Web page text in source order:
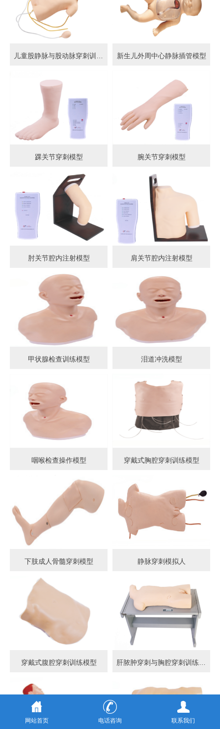
儿童股静脉与股动脉穿刺训练模型 新生儿外周中心静脉插管模型
踝关节穿刺模型 腕关节穿刺模型
肘关节腔内注射模型 肩关节腔内注射模型
甲状腺检查训练模型 泪道冲洗模型
咽喉检查操作模型 穿戴式胸腔穿刺训练模型
下肢成人骨髓穿刺模型 静脉穿刺模拟人
穿戴式腹腔穿刺训练模型
网站首页 电话咨询 联系我们